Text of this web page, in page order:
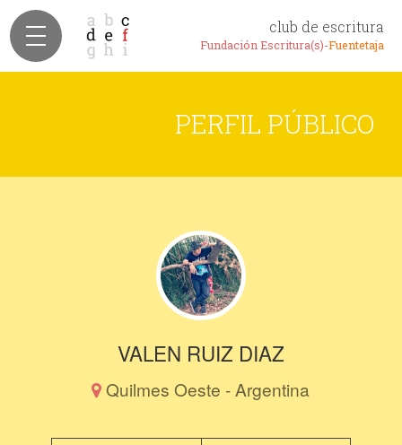
club de escritura
Fundación Escritura(s)-Fuentetaja
PERFIL PÚBLICO
VALEN RUIZ DIAZ
Quilmes Oeste - Argentina